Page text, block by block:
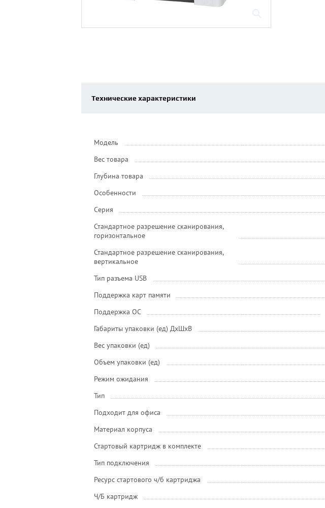
Технические характеристики
Модель
Вес товара
Глубина товара
Особенности
Серия
Стандартное разрешение сканирования,
горизонтальное
Стандартное разрешение сканирования,
вертикальное
Тип разъема USB
Поддержка карт памяти
Поддержка ОС
Габариты упаковки (ед) ДхШхВ
Вес упаковки (ед)
Объем упаковки (ед)
Режим ожидания
Тип
Подходит для офиса
Материал корпуса
Стартовый картридж в комплекте
Тип подключения
Ресурс стартового ч/б картриджа
Ч/Б картридж